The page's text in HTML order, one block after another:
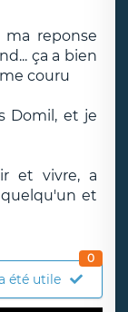
ma reponse
ça a bien
couru
Domil, et je
et vivre, a
et
été utile
0